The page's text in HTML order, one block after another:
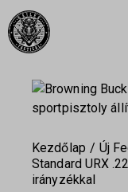
Kezdőlap Új
Standard URX
irányzékkal